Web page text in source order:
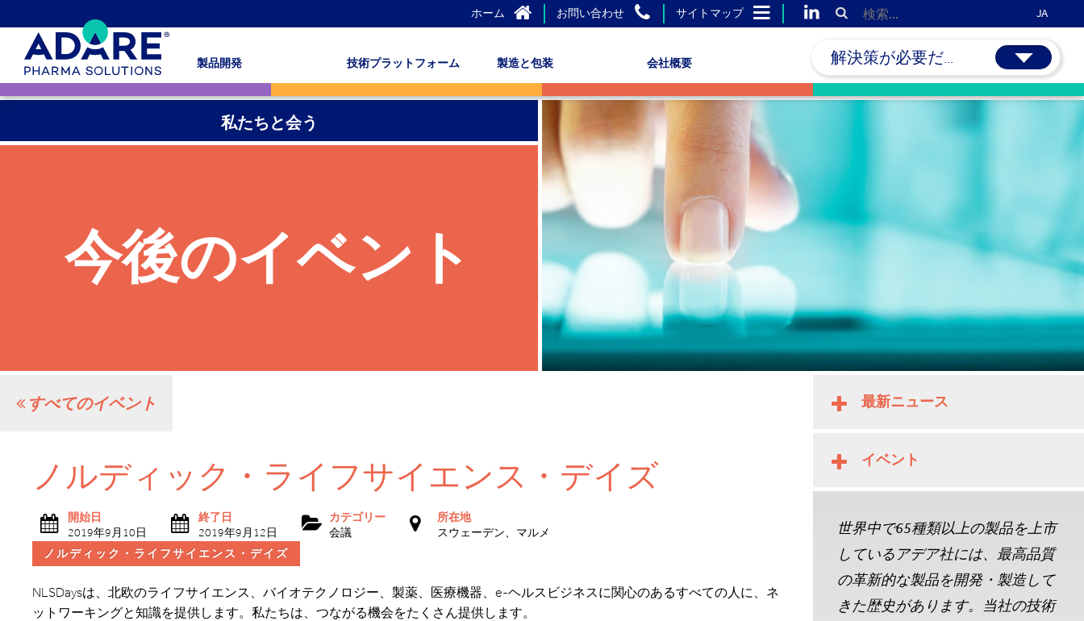
ホーム お問い合わせ サイトマップ JA
製品開発 技術プラットフォーム 製造と包装 会社概要 解決策が必要だ...
私たちと会う
今後のイベント
すべてのイベント
ノルディック・ライフサイエンス・デイズ
開始日
2019年9月10日
終了日
2019年9月12日
カテゴリー
会議
所在地
スウェーデン、マルメ
ノルディック・ライフサイエンス・デイズ
NLSDaysは、北欧のライフサイエンス、バイオテクノロジー、製薬、医療機器、e-ヘルスビジネスに関心のあるすべての人に、ネ
ットワーキングと知識を提供します。私たちは、つながる機会をたくさん提供します。
最新ニュース
イベント
世界中で65種類以上の製品を上市
しているアデア社には、最高品質
の革新的な製品を開発・製造して
きた歴史があります。当社の技術